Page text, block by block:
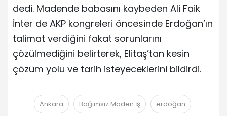
dedi. Madende babasını kaybeden Ali Faik
İnter de AKP kongreleri öncesinde Erdoğan’ın
talimat verdiğini fakat sorunlarını
çözülmediğini belirterek, Elitaş’tan kesin
çözüm yolu ve tarih isteyeceklerini bildirdi.
Ankara Bağımsız Maden İş erdoğan